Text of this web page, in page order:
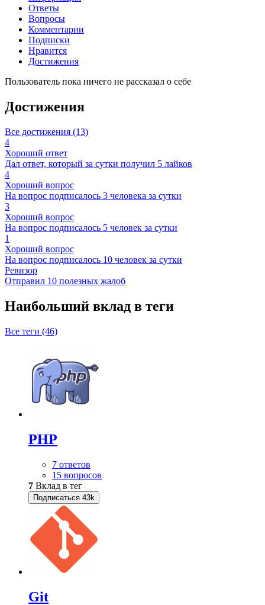
Ответы
Вопросы
Комментарии
Подписки
Нравится
Достижения
Пользователь пока ничего не рассказал о себе
Достижения
Все достижения (13)
4
Хороший ответ
Дал ответ, который за сутки получил 5 лайков
4
Хороший вопрос
На вопрос подписалось 3 человека за сутки
3
Хороший вопрос
На вопрос подписалось 5 человек за сутки
1
Хороший вопрос
На вопрос подписалось 10 человек за сутки
Ревизор
Отправил 10 полезных жалоб
Наибольший вклад в теги
Все теги (46)
PHP
7 ответов
15 вопросов
7 Вклад в тег
Подписаться 43k
Git